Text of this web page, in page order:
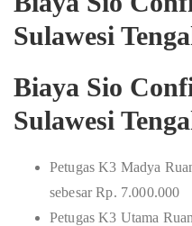
Sulawesi
Biaya Sio
Sulawesi
Petugas K3 Madya
sebesar Rp. 7.000.000
Petugas K3 Utama